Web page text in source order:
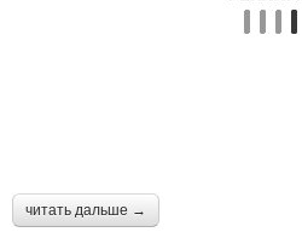
читать дальше →